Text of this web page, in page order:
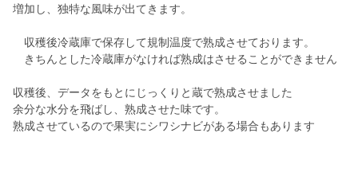
増加し、独特な風味が出てきます。
収穫後冷蔵庫で保存して規制温度で熟成させております。
きちんとした冷蔵庫がなければ熟成はさせることができません
収穫後、データをもとにじっくりと蔵で熟成させました
余分な水分を飛ばし、熟成させた味です。
熟成させているので果実にシワシナビがある場合もあります